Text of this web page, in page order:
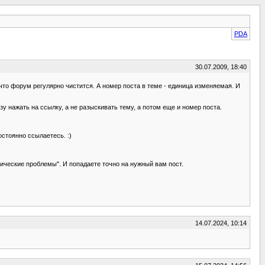
PDA
30.07.2009, 18:40
форум регулярно чистится. А номер поста в теме - единица изменяемая. И
на ссылку, а не разыскивать тему, а потом еще и номер поста.
ссылаетесь. :)
проблемы". И попадаете точно на нужный вам пост.
14.07.2024, 10:14